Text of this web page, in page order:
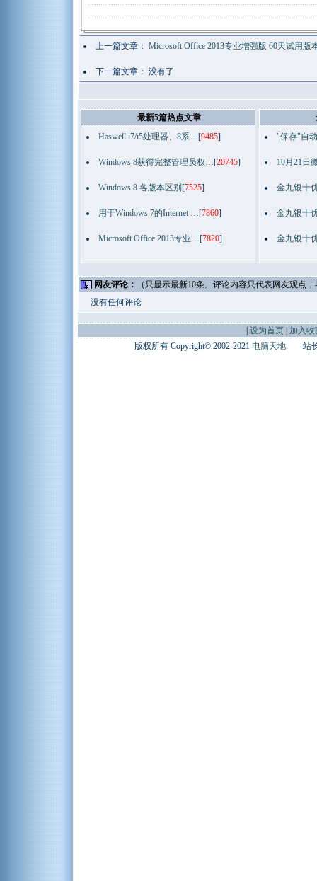
上一篇文章： Microsoft Office 2013专业增强版 60天试用版
下一篇文章： 没有了
最新5篇热点文章
Haswell i7/i5处理器、8系…[9485]
Windows 8获得完整管理员权…[20745]
Windows 8 各版本区别 [7525]
用于Windows 7的Internet …[7860]
Microsoft Office 2013专业…[7820]
"保存"自
10月21日
金九银十
金九银十
金九银十
网友评论：
（只显示最新10条。评论内容只代表网友观点
没有任何评论
设为首页|
加入收
版权所有 Copyright© 2002-2021 电脑天地 站